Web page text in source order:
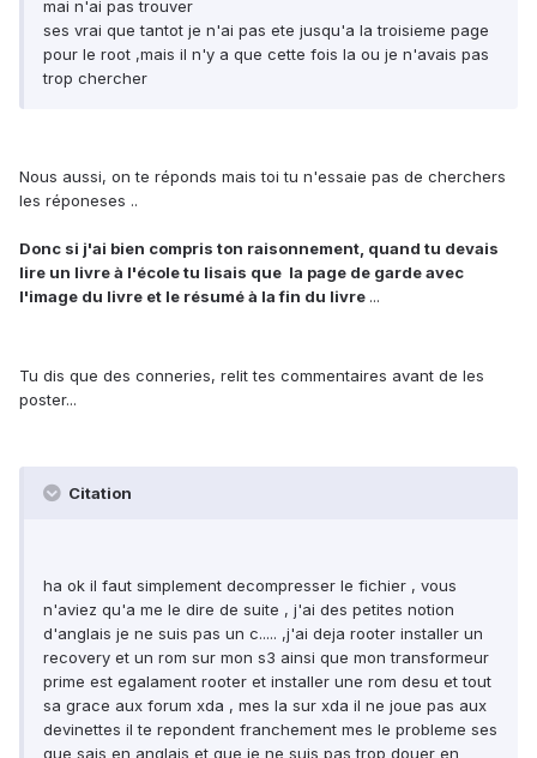
mai n'ai pas trouver
ses vrai que tantot je n'ai pas ete jusqu'a la troisieme page
pour le root ,mais il n'y a que cette fois la ou je n'avais pas
trop chercher
Nous aussi, on te réponds mais toi tu n'essaie pas de cherchers
les réponeses ..
Donc si j'ai bien compris ton raisonnement, quand tu devais
lire un livre à l'école tu lisais que la page de garde avec
l'image du livre et le résumé à la fin du livre ...
Tu dis que des conneries, relit tes commentaires avant de les
poster...
Citation
ha ok il faut simplement decompresser le fichier , vous
n'aviez qu'a me le dire de suite , j'ai des petites notion
d'anglais je ne suis pas un c..... ,j'ai deja rooter installer un
recovery et un rom sur mon s3 ainsi que mon transformeur
prime est egalament rooter et installer une rom desu et tout
sa grace aux forum xda , mes la sur xda il ne joue pas aux
devinettes il te repondent franchement mes le probleme ses
que sais en anglais et que je ne suis pas trop douer en